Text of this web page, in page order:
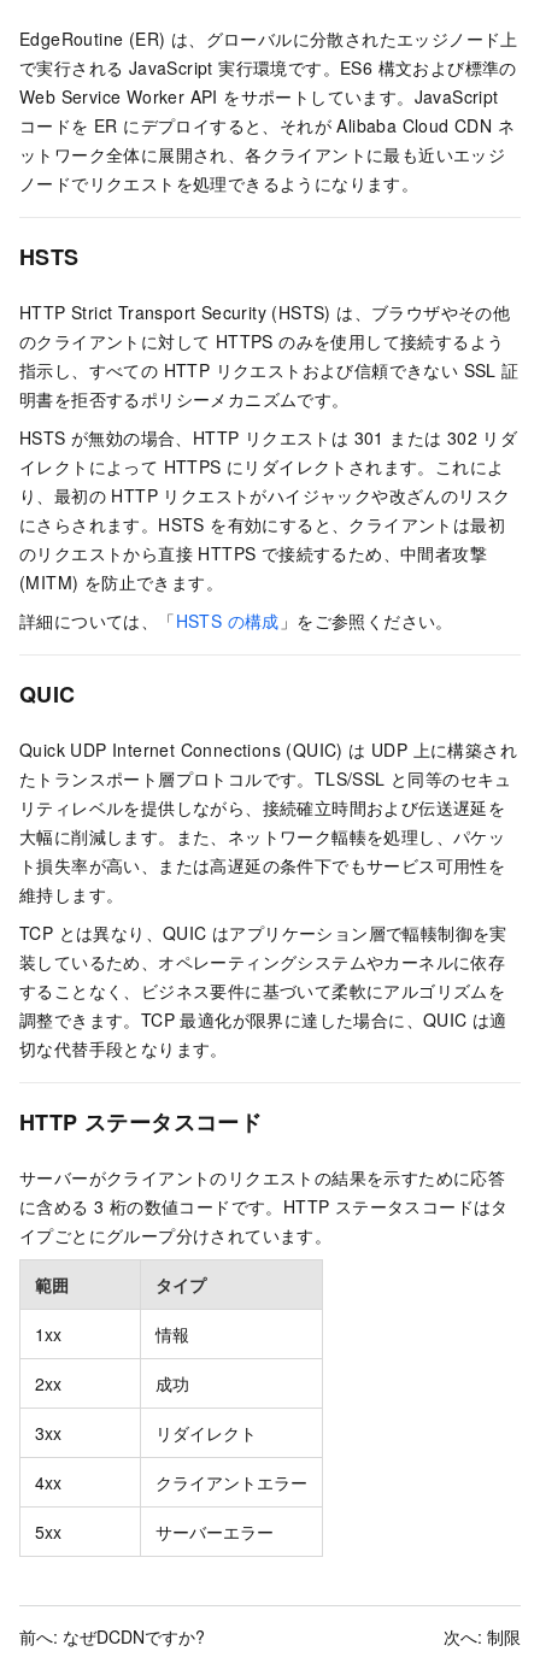
EdgeRoutine (ER) は、グローバルに分散されたエッジノード上
で実行される JavaScript 実行環境です。ES6 構文および標準の
Web Service Worker API をサポートしています。JavaScript
コードを ER にデプロイすると、それが Alibaba Cloud CDN ネ
ットワーク全体に展開され、各クライアントに最も近いエッジ
ノードでリクエストを処理できるようになります。
HSTS
HTTP Strict Transport Security (HSTS) は、ブラウザやその他
のクライアントに対して HTTPS のみを使用して接続するよう
指示し、すべての HTTP リクエストおよび信頼できない SSL 証
明書を拒否するポリシーメカニズムです。
HSTS が無効の場合、HTTP リクエストは 301 または 302 リダ
イレクトによって HTTPS にリダイレクトされます。これによ
り、最初の HTTP リクエストがハイジャックや改ざんのリスク
にさらされます。HSTS を有効にすると、クライアントは最初
のリクエストから直接 HTTPS で接続するため、中間者攻撃
(MITM) を防止できます。
詳細については、「HSTS の構成 」をご参照ください。
QUIC
Quick UDP Internet Connections (QUIC) は UDP 上に構築され
たトランスポート層プロトコルです。TLS/SSL と同等のセキュ
リティレベルを提供しながら、接続確立時間および伝送遅延を
大幅に削減します。また、ネットワーク輻輳を処理し、パケッ
ト損失率が高い、または高遅延の条件下でもサービス可用性を
維持します。
TCP とは異なり、QUIC はアプリケーション層で輻輳制御を実
装しているため、オペレーティングシステムやカーネルに依存
することなく、ビジネス要件に基づいて柔軟にアルゴリズムを
調整できます。TCP 最適化が限界に達した場合に、QUIC は適
切な代替手段となります。
HTTP ステータスコード
サーバーがクライアントのリクエストの結果を示すために応答
に含める 3 桁の数値コードです。HTTP ステータスコードはタ
イプごとにグループ分けされています。
範囲 タイプ
1xx 情報
2xx 成功
3xx リダイレクト
4xx クライアントエラー
5xx サーバーエラー
前へ: なぜDCDNですか? 次へ: 制限